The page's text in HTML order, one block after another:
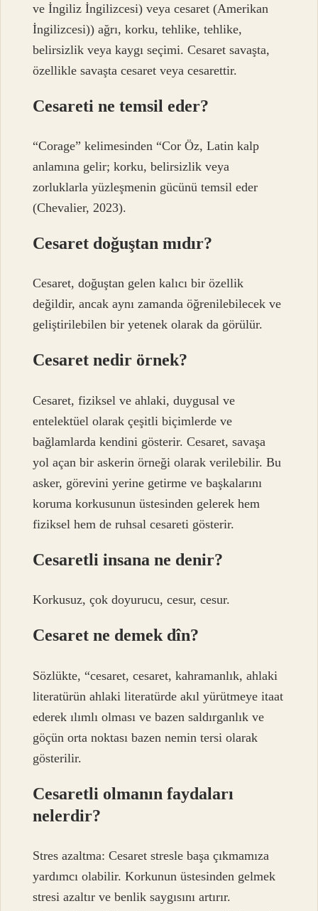
ve İngiliz İngilizcesi) veya cesaret (Amerikan
İngilizcesi)) ağrı, korku, tehlike, tehlike,
belirsizlik veya kaygı seçimi. Cesaret savaşta,
özellikle savaşta cesaret veya cesarettir.
Cesareti ne temsil eder?
“Corage” kelimesinden “Cor Öz, Latin kalp
anlamına gelir; korku, belirsizlik veya
zorluklarla yüzleşmenin gücünü temsil eder
(Chevalier, 2023).
Cesaret doğuştan mıdır?
Cesaret, doğuştan gelen kalıcı bir özellik
değildir, ancak aynı zamanda öğrenilebilecek ve
geliştirilebilen bir yetenek olarak da görülür.
Cesaret nedir örnek?
Cesaret, fiziksel ve ahlaki, duygusal ve
entelektüel olarak çeşitli biçimlerde ve
bağlamlarda kendini gösterir. Cesaret, savaşa
yol açan bir askerin örneği olarak verilebilir. Bu
asker, görevini yerine getirme ve başkalarını
koruma korkusunun üstesinden gelerek hem
fiziksel hem de ruhsal cesareti gösterir.
Cesaretli insana ne denir?
Korkusuz, çok doyurucu, cesur, cesur.
Cesaret ne demek dîn?
Sözlükte, “cesaret, cesaret, kahramanlık, ahlaki
literatürün ahlaki literatürde akıl yürütmeye itaat
ederek ılımlı olması ve bazen saldırganlık ve
göçün orta noktası bazen nemin tersi olarak
gösterilir.
Cesaretli olmanın faydaları
nelerdir?
Stres azaltma: Cesaret stresle başa çıkmamıza
yardımcı olabilir. Korkunun üstesinden gelmek
stresi azaltır ve benlik saygısını artırır.